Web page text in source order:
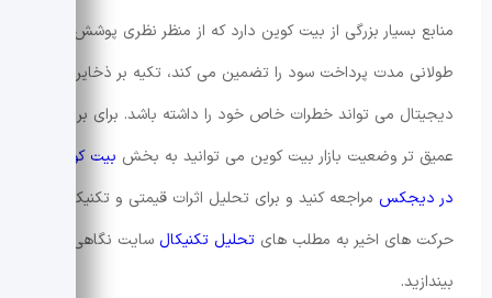
منابع بسیار بزرگی از بیت کوین دارد که از منظر نظری پوشش
طولانی مدت پرداخت سود را تضمین می کند، تکیه بر ذخایر
دیجیتال می تواند خطرات خاص خود را داشته باشد. برای بررسی
عمیق تر وضعیت بازار بیت کوین می توانید به بخش بیت کوین
در دیجکس مراجعه کنید و برای تحلیل اثرات قیمتی و تکنیکی
حرکت های اخیر به مطلب های تحلیل تکنیکال سایت نگاهی
بیندازید.